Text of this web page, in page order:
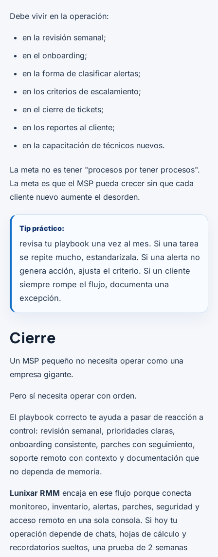
Debe vivir en la operación:
en la revisión semanal;
en el onboarding;
en la forma de clasificar alertas;
en los criterios de escalamiento;
en el cierre de tickets;
en los reportes al cliente;
en la capacitación de técnicos nuevos.
La meta no es tener "procesos por tener procesos".
La meta es que el MSP pueda crecer sin que cada
cliente nuevo aumente el desorden.
Tip práctico:
revisa tu playbook una vez al mes. Si una tarea
se repite mucho, estandarízala. Si una alerta no
genera acción, ajusta el criterio. Si un cliente
siempre rompe el flujo, documenta una
excepción.
Cierre
Un MSP pequeño no necesita operar como una
empresa gigante.
Pero sí necesita operar con orden.
El playbook correcto te ayuda a pasar de reacción a
control: revisión semanal, prioridades claras,
onboarding consistente, parches con seguimiento,
soporte remoto con contexto y documentación que
no dependa de memoria.
Lunixar RMM encaja en ese flujo porque conecta
monitoreo, inventario, alertas, parches, seguridad y
acceso remoto en una sola consola. Si hoy tu
operación depende de chats, hojas de cálculo y
recordatorios sueltos, una prueba de 2 semanas